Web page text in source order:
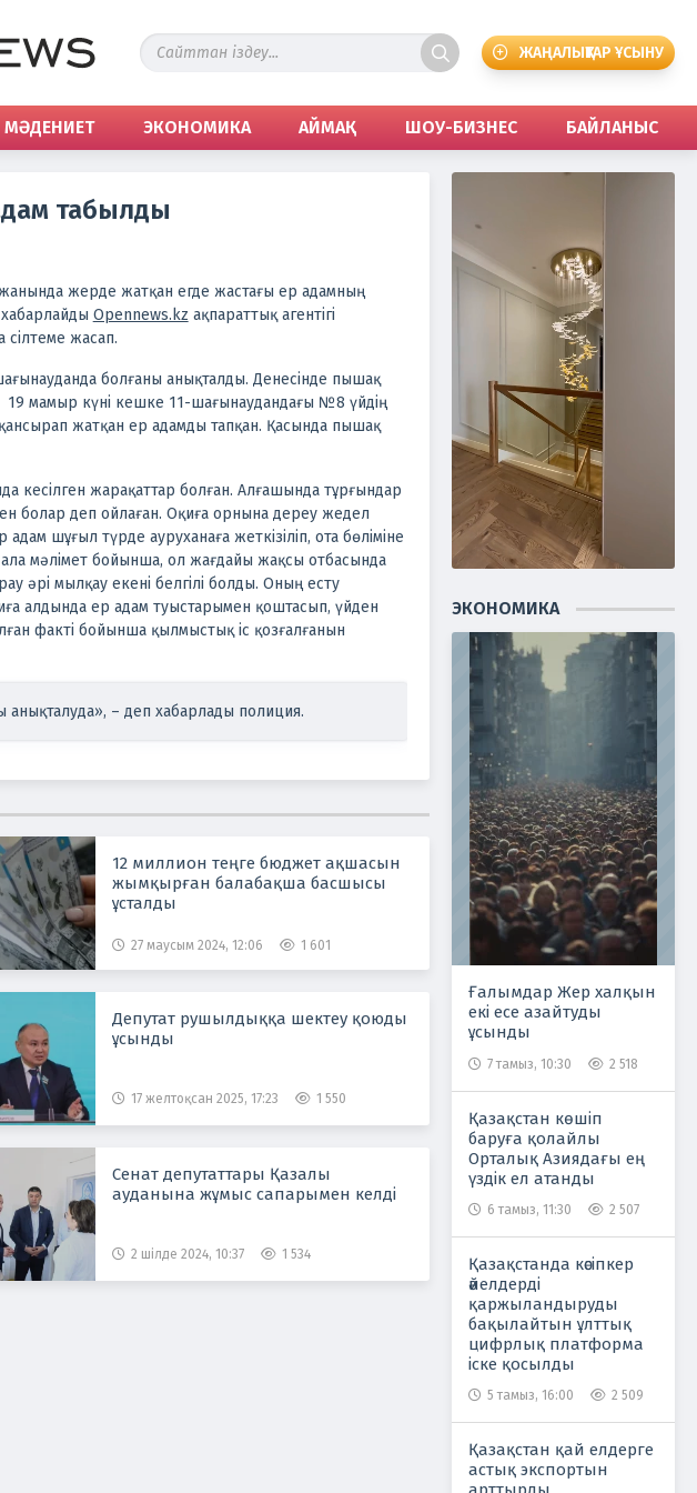
ЖАҢАЛЫҚТАР ҰСЫНУ
МӘДЕНИЕТ ЭКОНОМИКА АЙМАҚ ШОУ-БИЗНЕС БАЙЛАНЫС
табылды
жанында жерде жатқан егде жастағы ер адамның
Opennews.kz ақпараттық агентігі
сілтеме жасап.
болғаны анықталды. Денесінде пышақ
19 мамыр күні кешке 11-шағынаудандағы №8 үйдің
жатқан ер адамды тапқан. Қасында пышақ
кесілген жарақаттар болған. Алғашында тұрғындар
болар деп ойлаған. Оқиға орнына дереу жедел
адам шұғыл түрде ауруханаға жеткізіліп, ота бөліміне
мәлімет бойынша, ол жағдайы жақсы отбасында
әрі мылқау екені белгілі болды. Оның есту
алдында ер адам туыстарымен қоштасып, үйден
факті бойынша қылмыстық іс қозғалғанын
анықталуда», – деп хабарлады полиция.
12 миллион теңге бюджет ақшасын
жымқырған балабақша басшысы
ұсталды
27 маусым 2024, 12:06 1 601
Депутат рушылдыққа шектеу қоюды
ұсынды
17 желтоқсан 2025, 17:23 1 550
Сенат депутаттары Қазалы
ауданына жұмыс сапарымен келді
2 шілде 2024, 10:37 1 534
ЭКОНОМИКА
Ғалымдар Жер халқын
екі есе азайтуды
ұсынды
7 тамыз, 10:30 2 518
Қазақстан көшіп
баруға қолайлы
Орталық Азиядағы ең
үздік ел атанды
6 тамыз, 11:30 2 507
Қазақстанда кәсіпкер
әйелдерді
қаржыландыруды
бақылайтын ұлттық
цифрлық платформа
іске қосылды
5 тамыз, 16:00 2 509
Қазақстан қай елдерге
астық экспортын